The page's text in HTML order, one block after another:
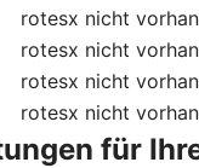
rotesx nicht
rotesx nicht
rotesx nicht
rotesx nicht
für